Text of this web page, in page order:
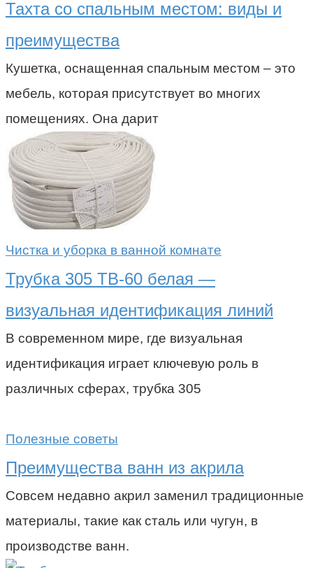
Тахта со спальным местом: виды и
преимущества
Кушетка, оснащенная спальным местом – это
мебель, которая присутствует во многих
помещениях. Она дарит
Чистка и уборка в ванной комнате
Трубка 305 ТВ-60 белая —
визуальная идентификация линий
В современном мире, где визуальная
идентификация играет ключевую роль в
различных сферах, трубка 305
Полезные советы
Преимущества ванн из акрила
Совсем недавно акрил заменил традиционные
материалы, такие как сталь или чугун, в
производстве ванн.